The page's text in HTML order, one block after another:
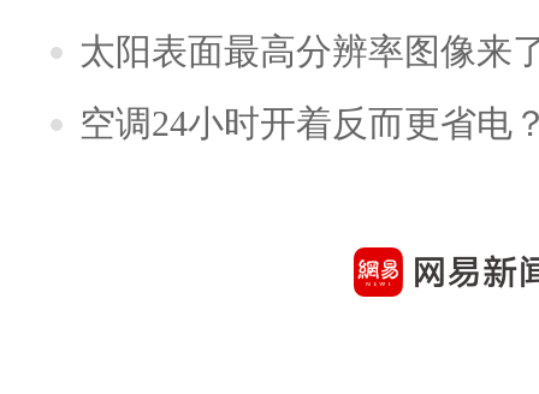
太阳表面最高分辨率图像来
空调24小时开着反而更省电